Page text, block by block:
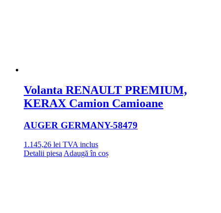
Volanta RENAULT PREMIUM,
KERAX Camion Camioane
AUGER GERMANY-58479
1.145,26 lei TVA inclus
Detalii piesa Adaugă în coș